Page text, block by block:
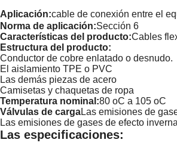
Aplicación:cable de conexión entre el
Norma de aplicación:Sección 6
Características del producto:Cables
Estructura del producto:
Conductor de cobre enlatado o desnudo.
El aislamiento TPE o PVC
Las demás piezas de acero
Camisetas y chaquetas de ropa
Temperatura nominal:80 oC a 105 oC
Válvulas de cargaLas emisiones de
Las emisiones de gases de efecto
Las especificaciones: